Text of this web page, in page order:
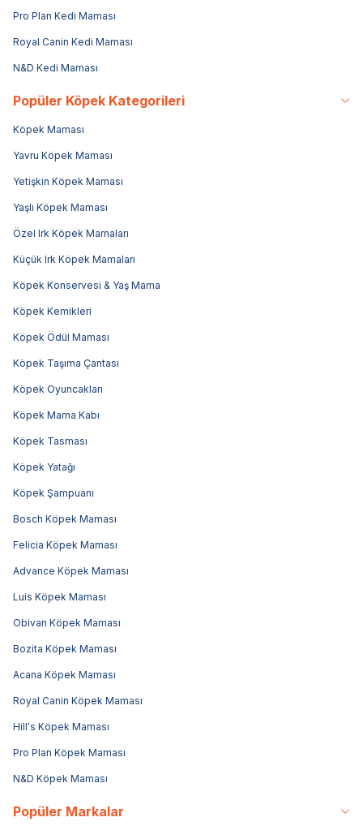
Pro Plan Kedi Maması
Royal Canin Kedi Maması
N&D Kedi Maması
Popüler Köpek Kategorileri
Köpek Maması
Yavru Köpek Maması
Yetişkin Köpek Maması
Yaşlı Köpek Maması
Özel Irk Köpek Mamaları
Küçük Irk Köpek Mamaları
Köpek Konservesi & Yaş Mama
Köpek Kemikleri
Köpek Ödül Maması
Köpek Taşıma Çantası
Köpek Oyuncakları
Köpek Mama Kabı
Köpek Tasması
Köpek Yatağı
Köpek Şampuanı
Bosch Köpek Maması
Felicia Köpek Maması
Advance Köpek Maması
Luis Köpek Maması
Obivan Köpek Maması
Bozita Köpek Maması
Acana Köpek Maması
Royal Canin Köpek Maması
Hill's Köpek Maması
Pro Plan Köpek Maması
N&D Köpek Maması
Popüler Markalar